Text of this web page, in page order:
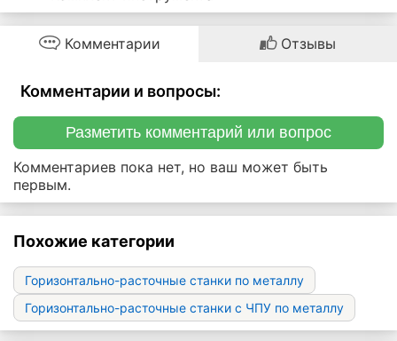
Комментарии Отзывы
Комментарии и вопросы:
Разметить комментарий или вопрос
Комментариев пока нет, но ваш может быть
первым.
Похожие категории
Горизонтально-расточные станки по металлу
Горизонтально-расточные станки с ЧПУ по металлу